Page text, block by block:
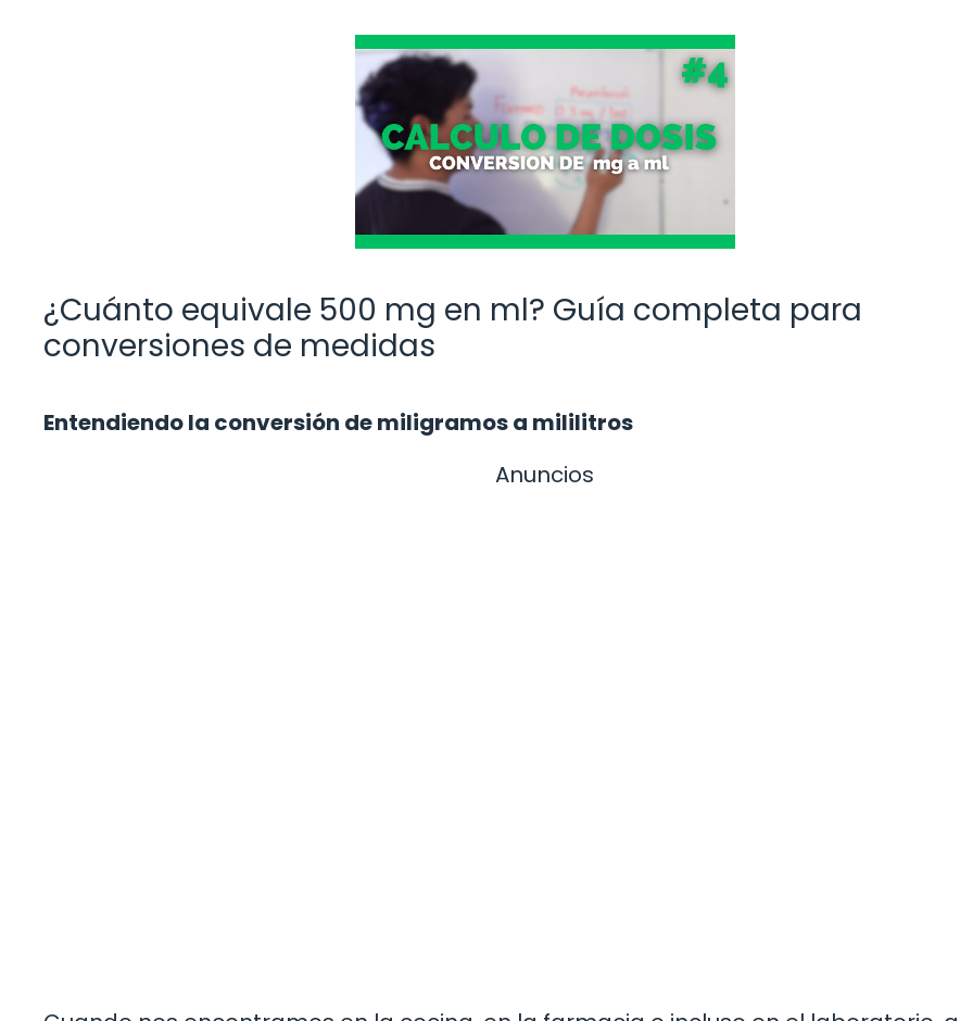
¿Cuánto equivale 500 mg en ml? Guía completa para
conversiones de medidas
Entendiendo la conversión de miligramos a mililitros
Anuncios